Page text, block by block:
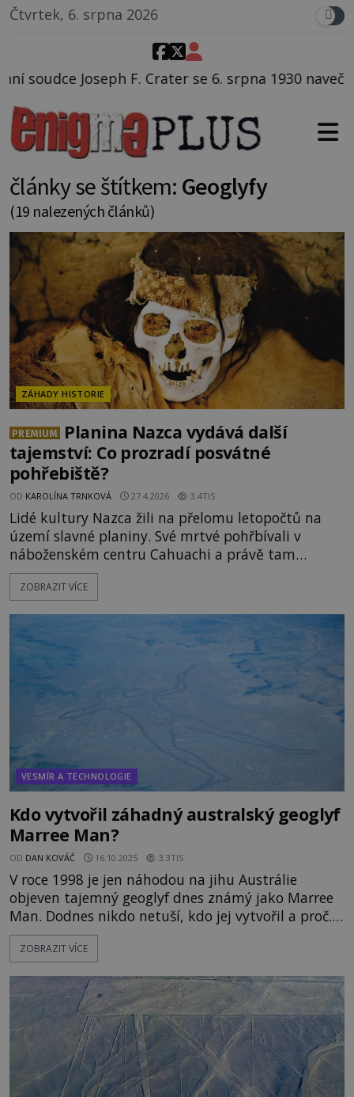
Čtvrtek, 6. srpna 2026
se 6. srpna 1930 navečeří ve své oblíbené
články se štítkem: Geoglyfy
(19 nalezených článků)
ZÁHADY HISTORIE
PREMIUM
Planina Nazca vydává další
tajemství: Co prozradí posvátné
pohřebiště?
OD KAROLÍNA TRNKOVÁ 27.4.2026 3.4TIS
Lidé kultury Nazca žili na přelomu letopočtů na
území slavné planiny. Své mrtvé pohřbívali v
náboženském centru Cahuachi a právě tam
archeologové objevili množství artefaktů. Ty jim
pomáhají odhalit další informace o lidech, kteří
světě. Proč poškozovali těla svých mrtvých? A k
čemu jim byly vysušené hlavy nepřátel? [gallery
ids="166703,166704,16
ZOBRAZIT VÍCE
VESMÍR A TECHNOLOGIE
Kdo vytvořil záhadný australský geoglyf
Marree Man?
OD DAN KOVÁČ 16.10.2025 3.3TIS
V roce 1998 je jen náhodou na jihu Austrálie
objeven tajemný geoglyf dnes známý jako Marree
Man. Dodnes nikdo netuší, kdo jej vytvořil a proč.
Jak vlastně vznikl, je také nejasné. Někteří
spekulují o mimozemských tvůrcích, zatímco jiní
pravdu? Jako geoglyfy jsou označovány malby
vytvořené různými způsoby na zem
ZOBRAZIT VÍCE